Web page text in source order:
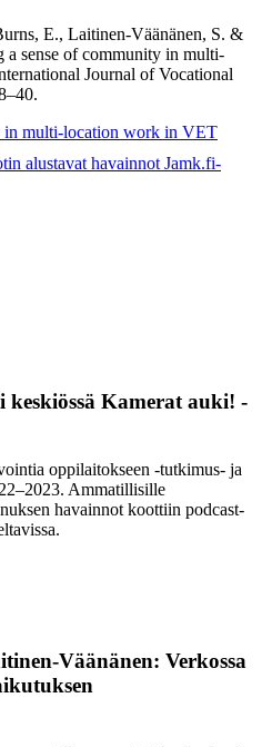
E., Laitinen-Väänänen, S. &
sense of community in multi-
Journal of Vocational
in multi-location work in VET
alustavat havainnot Jamk.fi-
Kamerat auki! -
oppilaitokseen -tutkimus- ja
Ammatillisille
havainnot koottiin podcast-
Väänänen: Verkossa